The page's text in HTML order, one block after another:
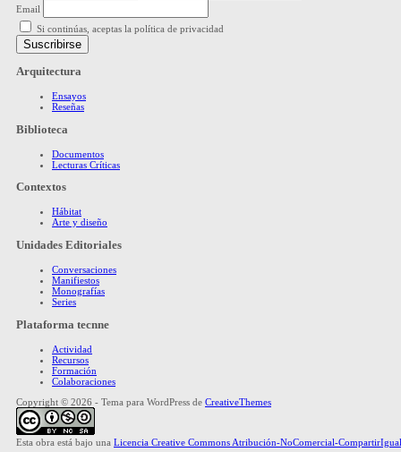
Email
Si continúas, aceptas la política de privacidad
Arquitectura
Ensayos
Reseñas
Biblioteca
Documentos
Lecturas Críticas
Contextos
Hábitat
Arte y diseño
Unidades Editoriales
Conversaciones
Manifiestos
Monografías
Series
Plataforma tecnne
Actividad
Recursos
Formación
Colaboraciones
Copyright © 2026 - Tema para WordPress de CreativeThemes
Esta obra está bajo una Licencia Creative Commons Atribución-NoComercial-